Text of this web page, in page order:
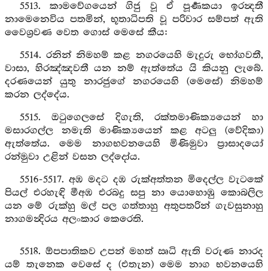
5513. කාමවේගයෙන් ගිජු වූ ඒ පූර්‍ණකයා ඉරන්‍දතී
නාමෙනෙවිය පතමින්, භූතාධිපති වූ පරිවාර සම්පත් ඇති
වෛශ්‍රවණ වෙත ගොස් මෙසේ කීය:
5514. රනින් නිමහම් කළ නගරයෙහි මැදුරු භෝගවතී,
වාසා, හිරඤ්ඤවතී යන නම් ඇත්තේය යි කියනු ලැබේ.
දරණයෙන් යුතු නාරජුගේ නගරයෙහි (මෙසේ) නිමහම්
කරන ලද්දේය.
5515. ඔටුගෙලසේ දිගැති, රක්තමාණික්‍යයෙන් හා
මසාරගල්ල නමැති මාණික්‍යයෙන් කළ අටලු (වේදිකා)
ඇත්තේය. මෙම නාගභවනයෙහි මිණිමුවා ප්‍රාසාදයෝ
රන්මුවා උළින් වසන ලද්දෝය.
5516-5517. අඹ මදට දඹ රුක්අත්තන මිදෙල්ල වැටකේ
පියල් එරහැඳි මීඅඹ එරබදු සපු නා යොහොඹු කොබලිල
යන මේ රුක්හු මල් පල ගත්තාහු අතුපතරින් ගැවසුනාහු
නාගමන්‍දිරය අලංකාර කෙරෙති.
5518. ඕපපාතිකව උපන් මහත් ඍධි ඇති වරුණ නාරද
යම් තැනෙක වෙසේ ද (එතැන) මෙම නාග භවනයෙහි